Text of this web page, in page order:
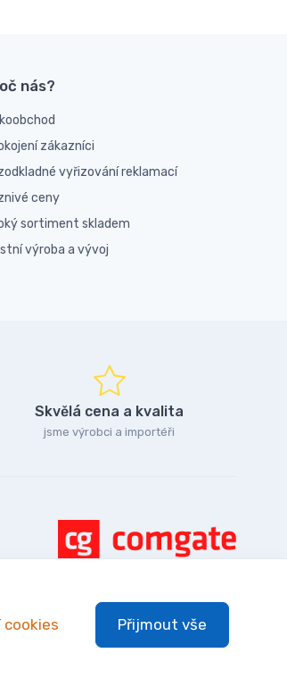
nás?
zákazníci
vyřizování reklamací
ceny
sortiment skladem
výroba a vývoj
Skvělá cena a kvalita
jsme výrobci a importéři
cookies Přijmout vše